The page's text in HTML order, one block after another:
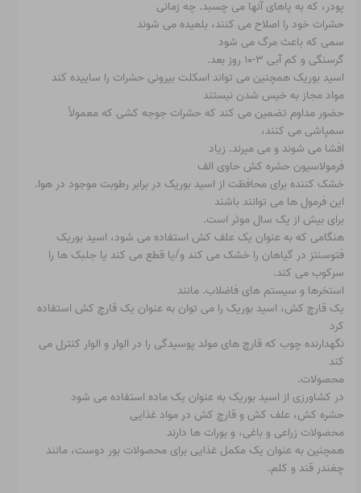
پودر، که به پاهای آنها می چسبد. چه زمانی
حشرات خود را اصلاح می کنند، بلعیده می شوند
سمی که باعث مرگ می شود
گرسنگی و کم آبی ۳-۱۰ روز بعد.
اسید بوریک همچنین می تواند اسکلت بیرونی حشرات را ساییده کند
مواد مجاز به خیس شدن نیستند
حضور مداوم تضمین می کند که حشرات جوجه کشی که معمولاً
سمپاشی می کنند،
افشا می شوند و می میرند. زیاد
فرمولاسیون حشره کش حاوی الف
خشک کننده برای محافظت از اسید بوریک در برابر رطوبت موجود در هوا.
این فرمول ها می توانند باشند
برای بیش از یک سال موثر است.
هنگامی که به عنوان یک علف کش استفاده می شود، اسید بوریک
فتوسنتز در گیاهان را خشک می کند و/یا قطع می کند یا جلبک ها را
سرکوب می کند.
استخرها و سیستم های فاضلاب. مانند
یک قارچ کش، اسید بوریک را می توان به عنوان یک قارچ کش استفاده
کرد
نگهدارنده چوب که قارچ های مولد پوسیدگی را در الوار و الوار کنترل می
کند
محصولات.
در کشاورزی از اسید بوریک به عنوان یک ماده استفاده می شود
حشره کش، علف کش و قارچ کش در مواد غذایی
محصولات زراعی و باغی، و بورات ها دارند
همچنین به عنوان یک مکمل غذایی برای محصولات بور دوست، مانند
چغندر قند و کلم.